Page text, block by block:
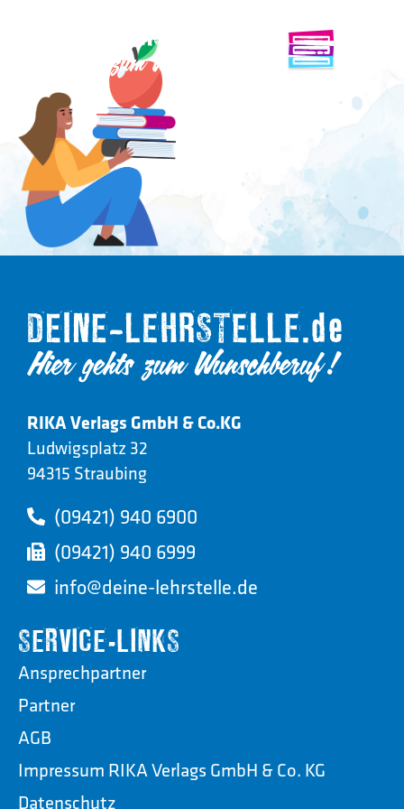
RIKA Verlags GmbH & Co.KG
Ludwigsplatz 32
94315 Straubing
(09421) 940 6900
(09421) 940 6999
info@deine-lehrstelle.de
SERVICE-LINKS
Ansprechpartner
Partner
AGB
Impressum RIKA Verlags GmbH & Co. KG
Datenschutz